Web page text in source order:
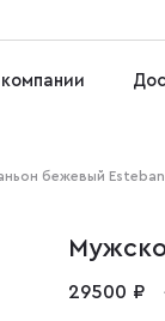
бежевый Esteban
29500 ₽